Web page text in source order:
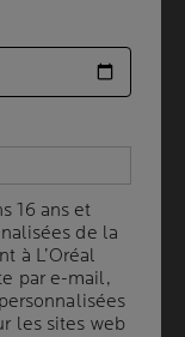
produit
16 ans et
de la
à L’Oréal
par e-mail,
les sites web
16 ans et
de la
à L’Oréal
par e-mail,
les sites web